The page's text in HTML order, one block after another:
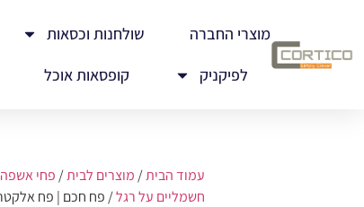
מוצרי החברה שולחנות וכסאות
לפיקניק
קופסאות אוכל
עמוד הבית/ מוצרים לבית/ פחי אשפה
חשמליים על רגל